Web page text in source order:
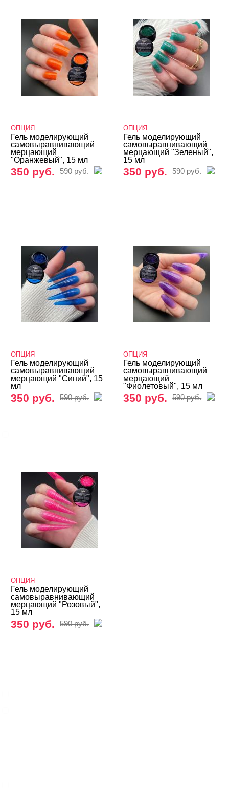
Однофазные гели
Цветные гели - Gel Color
ADRICOCO
Bagheera Nails
Kodi
LOKONOKO
Nail Republic
Молочно-йогуртовые
Цветные
Гель-желе
Гель-пластилин
Гели 3D и 4D
Типсы, формы, клей
БРЕНДЫ Cвернуть
ОПЦИЯ
Гель моделирующий
самовыравнивающий
мерцающий
"Оранжевый", 15 мл
350 руб. 590 руб.
ОПЦИЯ
Гель моделирующий
самовыравнивающий
мерцающий "Зеленый",
15 мл
350 руб. 590 руб.
ОПЦИЯ
Гель моделирующий
самовыравнивающий
мерцающий "Синий", 15
мл
350 руб. 590 руб.
ОПЦИЯ
Гель моделирующий
самовыравнивающий
мерцающий
"Фиолетовый", 15 мл
350 руб. 590 руб.
ОПЦИЯ
Гель моделирующий
самовыравнивающий
мерцающий "Розовый",
15 мл
350 руб. 590 руб.